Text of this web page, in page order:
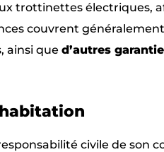
trottinettes électriques,
couvrent
ainsi que d’autres
civile de son